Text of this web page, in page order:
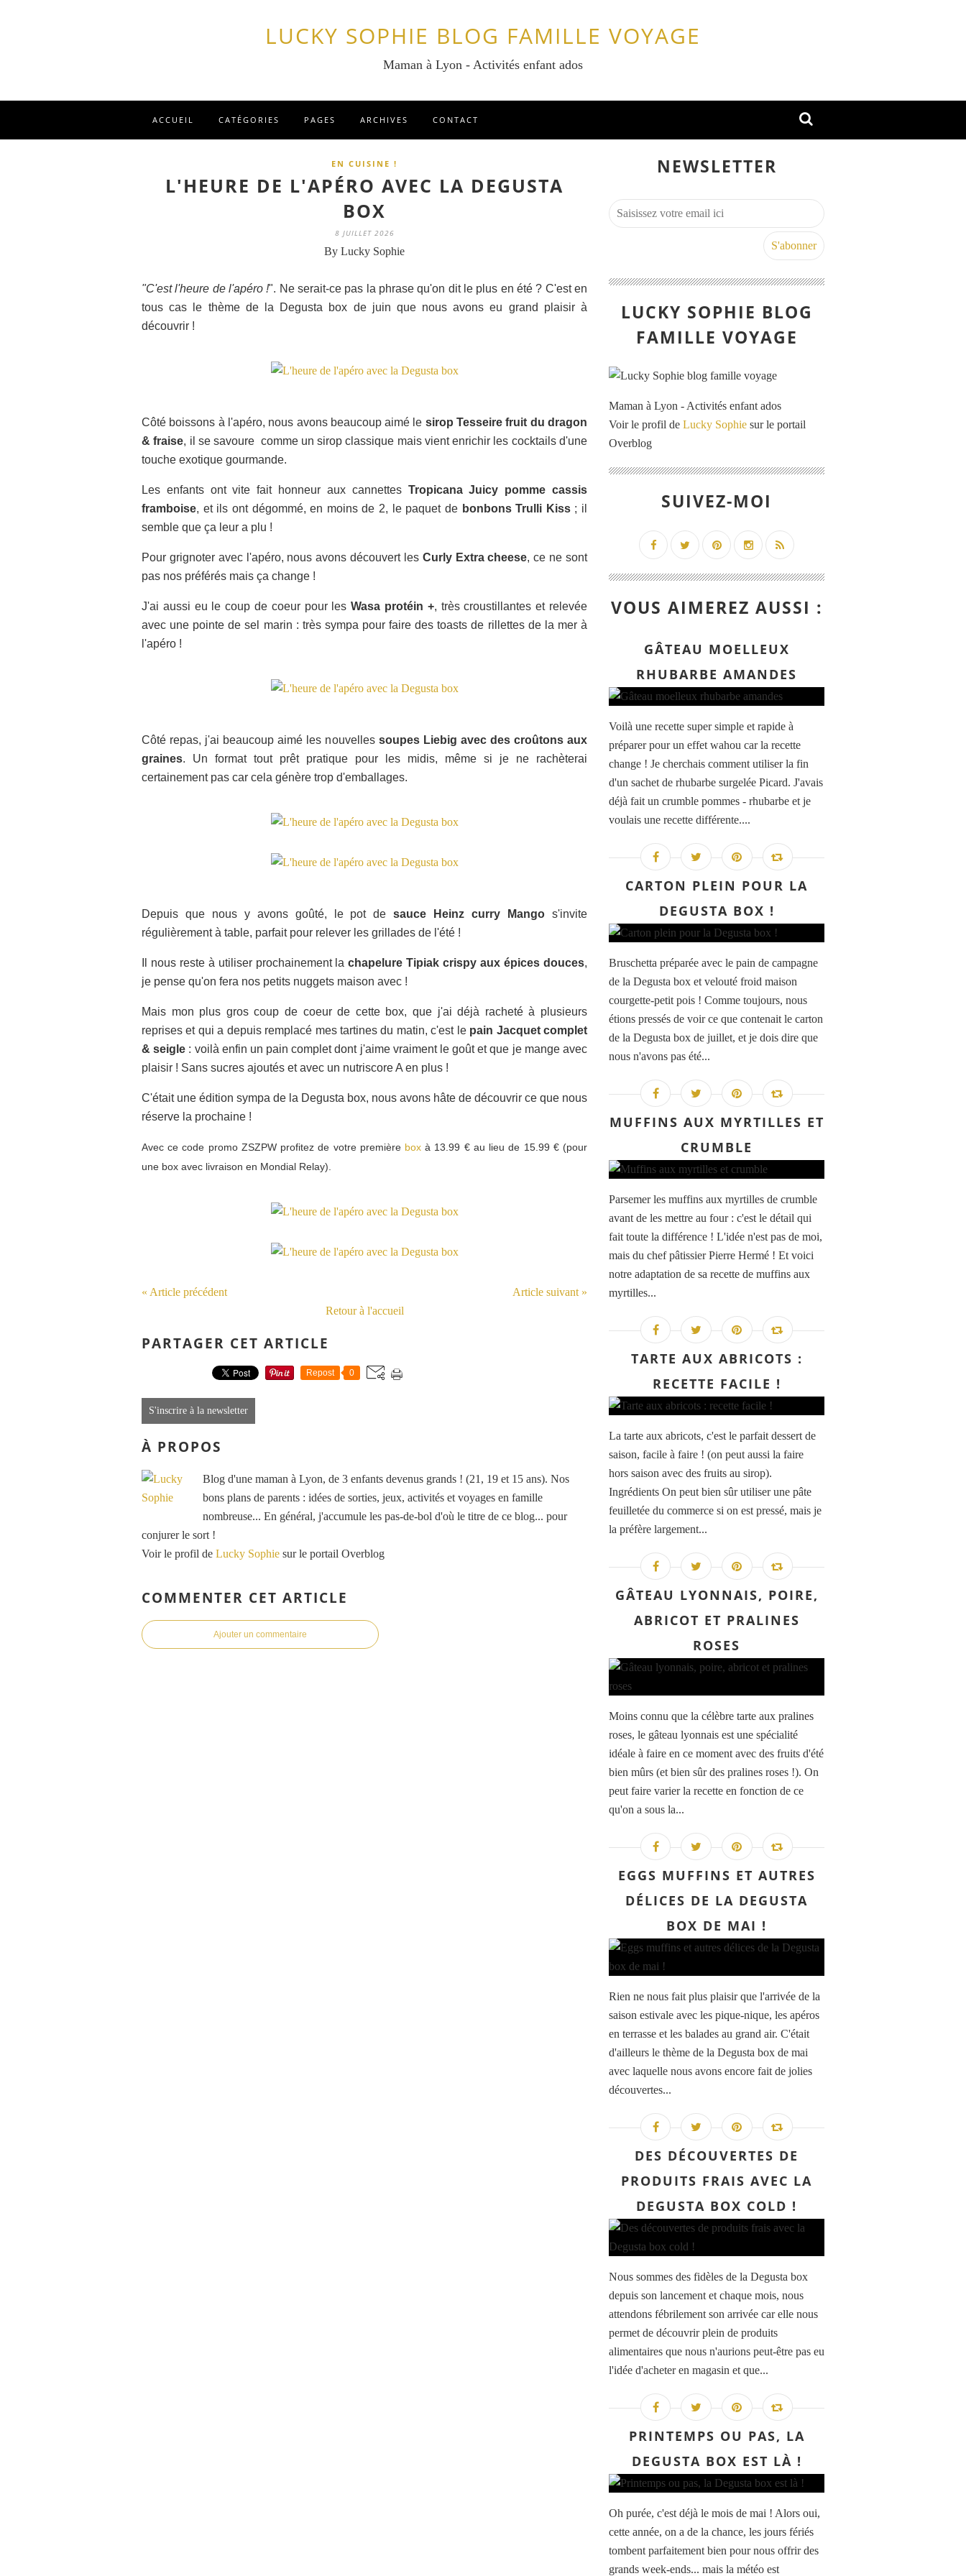
LUCKY SOPHIE BLOG FAMILLE VOYAGE
Maman à Lyon - Activités enfant ados
ACCUEIL CATÉGORIES PAGES ARCHIVES CONTACT
EN CUISINE !
L'HEURE DE L'APÉRO AVEC LA DEGUSTA
BOX
8 JUILLET 2026
By Lucky Sophie
"C'est l'heure de l'apéro !". Ne serait-ce pas la phrase qu'on dit le plus en été ? C'est en
tous cas le thème de la Degusta box de juin que nous avons eu grand plaisir à
découvrir !
Côté boissons à l'apéro, nous avons beaucoup aimé le sirop Tesseire fruit du dragon
& fraise, il se savoure comme un sirop classique mais vient enrichir les cocktails d'une
touche exotique gourmande.
Les enfants ont vite fait honneur aux cannettes Tropicana Juicy pomme cassis
framboise, et ils ont dégommé, en moins de 2, le paquet de bonbons Trulli Kiss; il
semble que ça leur a plu !
Pour grignoter avec l'apéro, nous avons découvert les Curly Extra cheese, ce ne sont
pas nos préférés mais ça change !
J'ai aussi eu le coup de coeur pour lesWasa protéin +, très croustillantes et relevée
avec une pointe de sel marin : très sympa pour faire des toasts de rillettes de la mer à
l'apéro !
Côté repas, j'ai beaucoup aimé les nouvelles soupes Liebig avec des croûtons aux
graines. Un format tout prêt pratique pour les midis, même si je ne rachèterai
certainement pas car cela génère trop d'emballages.
Depuis que nous y avons goûté, le pot desauce Heinz curry Mango s'invite
régulièrement à table, parfait pour relever les grillades de l'été !
Il nous reste à utiliser prochainement lachapelure Tipiak crispy aux épices douces,
je pense qu'on fera nos petits nuggets maison avec !
Mais mon plus gros coup de coeur de cette box, que j'ai déjà racheté à plusieurs
reprises et qui a depuis remplacé mes tartines du matin, c'est le pain Jacquet complet
& seigle : voilà enfin un pain complet dont j'aime vraiment le goût et que je mange avec
plaisir ! Sans sucres ajoutés et avec un nutriscore A en plus !
C'était une édition sympa de la Degusta box, nous avons hâte de découvrir ce que nous
réserve la prochaine !
Avec ce code promo ZSZPW profitez de votre première box à 13.99 € au lieu de 15.99 € (pour
une box avec livraison en Mondial Relay).
« Article précédent
Article suivant »
Retour à l'accueil
PARTAGER CET ARTICLE
Repost 0
S'inscrire à la newsletter
À PROPOS
Blog d'une maman à Lyon, de 3 enfants devenus grands ! (21, 19 et 15 ans). Nos
bons plans de parents : idées de sorties, jeux, activités et voyages en famille
nombreuse... En général, j'accumule les pas-de-bol d'où le titre de ce blog... pour
conjurer le sort !
Voir le profil de Lucky Sophie sur le portail Overblog
COMMENTER CET ARTICLE
Ajouter un commentaire
NEWSLETTER
LUCKY SOPHIE BLOG
FAMILLE VOYAGE
Maman à Lyon - Activités enfant ados
Voir le profil de Lucky Sophie sur le portail
Overblog
SUIVEZ-MOI
VOUS AIMEREZ AUSSI :
GÂTEAU MOELLEUX
RHUBARBE AMANDES
Voilà une recette super simple et rapide à
préparer pour un effet wahou car la recette
change ! Je cherchais comment utiliser la fin
d'un sachet de rhubarbe surgelée Picard. J'avais
déjà fait un crumble pommes - rhubarbe et je
voulais une recette différente....
CARTON PLEIN POUR LA
DEGUSTA BOX !
Bruschetta préparée avec le pain de campagne
de la Degusta box et velouté froid maison
courgette-petit pois ! Comme toujours, nous
étions pressés de voir ce que contenait le carton
de la Degusta box de juillet, et je dois dire que
nous n'avons pas été...
MUFFINS AUX MYRTILLES ET
CRUMBLE
Parsemer les muffins aux myrtilles de crumble
avant de les mettre au four : c'est le détail qui
fait toute la différence ! L'idée n'est pas de moi,
mais du chef pâtissier Pierre Hermé ! Et voici
notre adaptation de sa recette de muffins aux
myrtilles...
TARTE AUX ABRICOTS :
RECETTE FACILE !
La tarte aux abricots, c'est le parfait dessert de
saison, facile à faire ! (on peut aussi la faire
hors saison avec des fruits au sirop).
Ingrédients On peut bien sûr utiliser une pâte
feuilletée du commerce si on est pressé, mais je
la préfère largement...
GÂTEAU LYONNAIS, POIRE,
ABRICOT ET PRALINES
ROSES
Moins connu que la célèbre tarte aux pralines
roses, le gâteau lyonnais est une spécialité
idéale à faire en ce moment avec des fruits d'été
bien mûrs (et bien sûr des pralines roses !). On
peut faire varier la recette en fonction de ce
qu'on a sous la...
EGGS MUFFINS ET AUTRES
DÉLICES DE LA DEGUSTA
BOX DE MAI !
Rien ne nous fait plus plaisir que l'arrivée de la
saison estivale avec les pique-nique, les apéros
en terrasse et les balades au grand air. C'était
d'ailleurs le thème de la Degusta box de mai
avec laquelle nous avons encore fait de jolies
découvertes...
DES DÉCOUVERTES DE
PRODUITS FRAIS AVEC LA
DEGUSTA BOX COLD !
Nous sommes des fidèles de la Degusta box
depuis son lancement et chaque mois, nous
attendons fébrilement son arrivée car elle nous
permet de découvrir plein de produits
alimentaires que nous n'aurions peut-être pas eu
l'idée d'acheter en magasin et que...
PRINTEMPS OU PAS, LA
DEGUSTA BOX EST LÀ !
Oh purée, c'est déjà le mois de mai ! Alors oui,
cette année, on a de la chance, les jours fériés
tombent parfaitement bien pour nous offrir des
grands week-ends... mais la météo est